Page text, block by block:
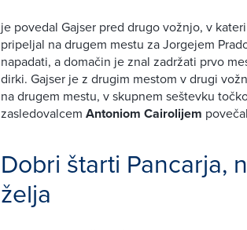
je povedal Gajser pred drugo vožnjo, v
pripeljal na drugem mestu za Jorgejem
napadati, a domačin je znal zadržati prvo
dirki. Gajser je z drugim mestom v drugi
na drugem mestu, v skupnem seštevku
zasledovalcem Antoniom Cairolijem
Dobri štarti Pancarja,
želja